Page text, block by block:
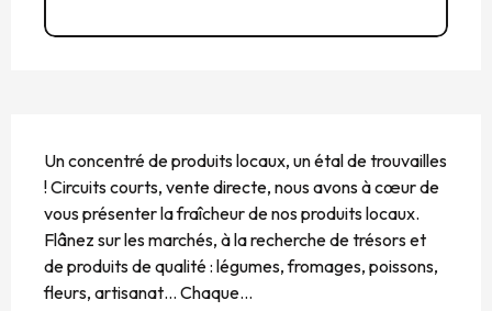
Un concentré de produits locaux, un étal de trouvailles
! Circuits courts, vente directe, nous avons à cœur de
vous présenter la fraîcheur de nos produits locaux.
Flânez sur les marchés, à la recherche de trésors et
de produits de qualité : légumes, fromages, poissons,
fleurs, artisanat… Chaque...